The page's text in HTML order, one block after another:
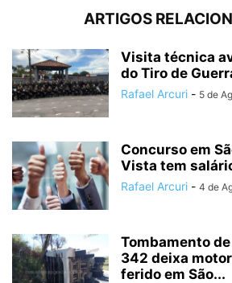
ARTIGOS
Visita técnica
do Tiro de
Rafael Arcuri - 5 de
Concurso em
Vista tem
Rafael Arcuri - 4 de
Tombamento
342 deixa
ferido em São...